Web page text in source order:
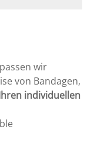
wir
von Bandagen,
individuellen